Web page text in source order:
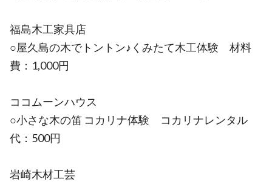
福島木工家具店
○屋久島の木でトントン♪くみたて木工体験 材料
費：1,000円
ココムーンハウス
○小さな木の笛 コカリナ体験 コカリナレンタル
代：500円
岩崎木材工芸